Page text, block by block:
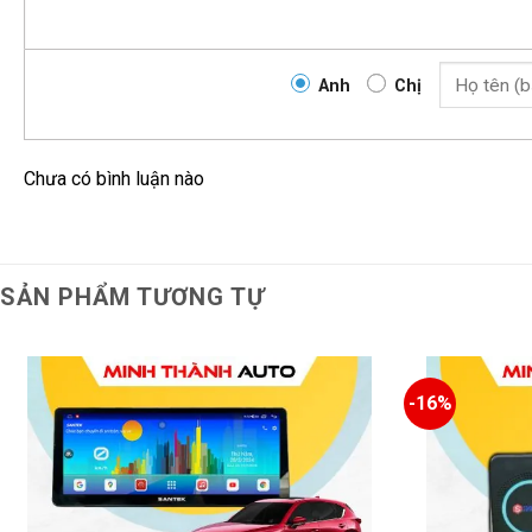
Anh Chị
Chưa có bình luận nào
SẢN PHẨM TƯƠNG TỰ
-16%